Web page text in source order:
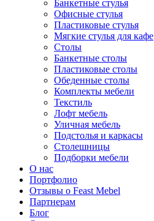
Банкетные стулья
Офисные стулья
Пластиковые стулья
Мягкие стулья для кафе
Столы
Банкетные столы
Пластиковые столы
Обеденные столы
Комплекты мебели
Текстиль
Лофт мебель
Уличная мебель
Подстолья и каркасы
Столешницы
Подборки мебели
О нас
Портфолио
Отзывы о Feast Mebel
Партнерам
Блог